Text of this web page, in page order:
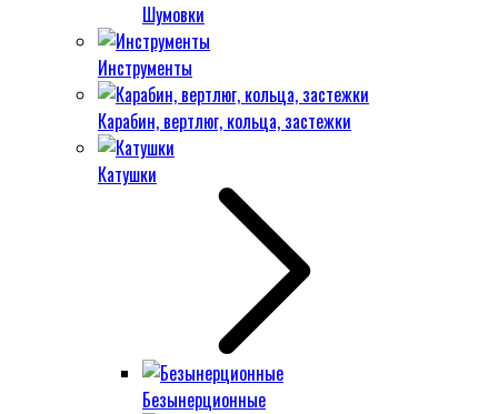
Шумовки
Инструменты
Карабин, вертлюг, кольца, застежки
Катушки
Безынерционные